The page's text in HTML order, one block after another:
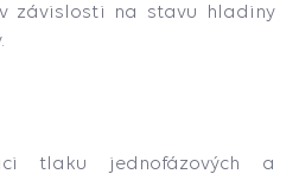
závislosti na stavu hladiny
tlaku jednofázových a